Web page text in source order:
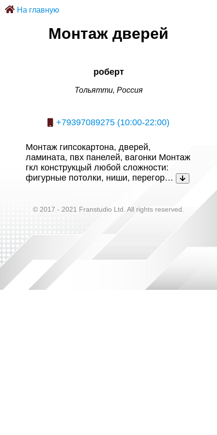
На главную
Монтаж дверей
роберт
Тольятти, Россия
+79397089275 (10:00-22:00)
Монтаж гипсокартона, дверей,
ламината, пвх панелей, вагонки Монтаж
гкл конструкцый любой сложности:
фигурные потолки, ниши, перегор…
© 2017 - 2021 Franstudio Ltd. All rights reserved.